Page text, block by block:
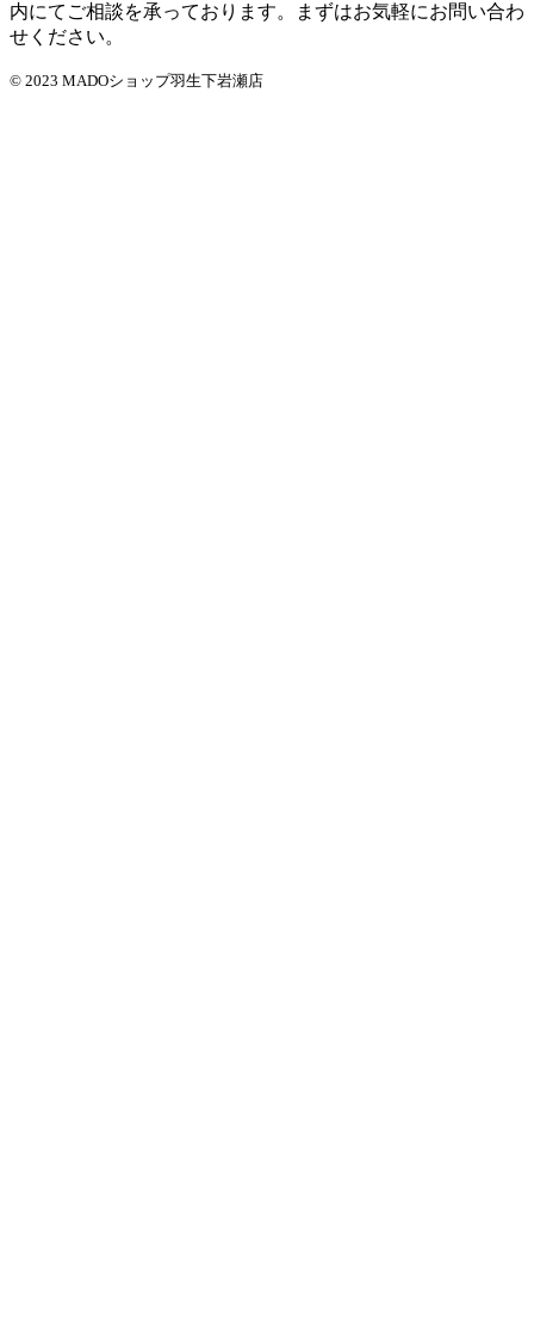
内にてご相談を承っております。まずはお気軽にお問い合わ
せください。
© 2023 MADOショップ羽生下岩瀬店